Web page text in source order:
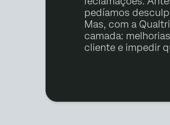
pedíamos
Mas, com a
camada:
cliente e impedir